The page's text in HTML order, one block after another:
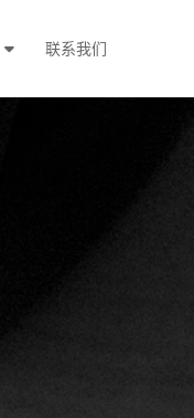
联系我们